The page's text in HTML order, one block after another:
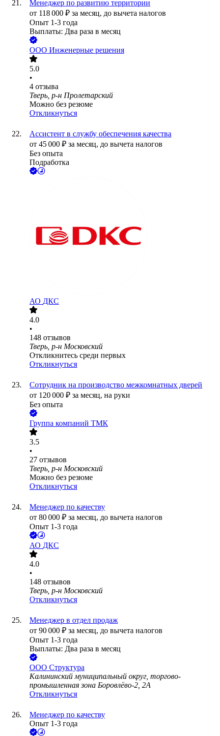
Менеджер по развитию территории
от 118 000 ₽ за месяц, до вычета налогов
Опыт 1-3 года
Выплаты: Два раза в месяц
ООО Инженерные решения
5.0
•
4 отзыва
Тверь, р-н Пролетарский
Можно без резюме
Откликнуться
Ассистент в службу обеспечения качества
от 45 000 ₽ за месяц, до вычета налогов
Без опыта
Подработка
АО ДКС
4.0
•
148 отзывов
Тверь, р-н Московский
Откликнитесь среди первых
Откликнуться
Сотрудник на производство межкомнатных дверей
от 120 000 ₽ за месяц, на руки
Без опыта
Группа компаний ТМК
3.5
•
27 отзывов
Тверь, р-н Московский
Можно без резюме
Откликнуться
Менеджер по качеству
от 80 000 ₽ за месяц, до вычета налогов
Опыт 1-3 года
АО ДКС
4.0
•
148 отзывов
Тверь, р-н Московский
Откликнуться
Менеджер в отдел продаж
от 90 000 ₽ за месяц, до вычета налогов
Опыт 1-3 года
Выплаты: Два раза в месяц
ООО Структура
Калининский муниципальный округ, торгово-
промышленная зона Боровлёво-2, 2А
Откликнуться
Менеджер по качеству
Опыт 1-3 года